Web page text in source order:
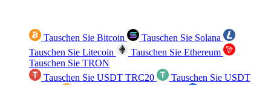
Tauschen Sie Bitcoin
Tauschen Sie Solana
Tauschen Sie Litecoin
Tauschen Sie Ethereum
Tauschen Sie TRON
Tauschen Sie USDT TRC20
Tauschen Sie USDT